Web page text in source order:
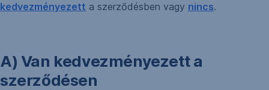
kedvezményezett a szerződésben vagy nincs.
A) Van kedvezményezett a
szerződésen